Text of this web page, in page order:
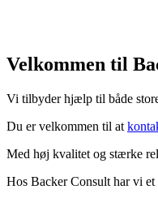
Velkommen til
Vi tilbyder hjælp til både
Du er velkommen til at
Med høj kvalitet og stærke
Hos Backer Consult har vi